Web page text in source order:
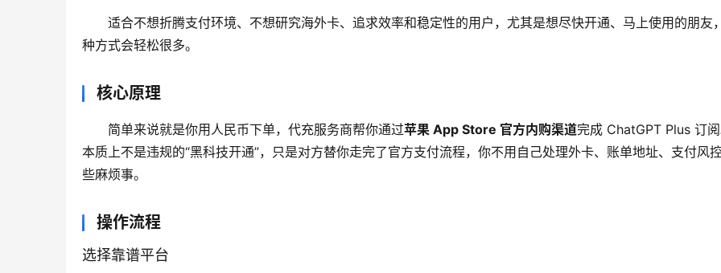
适合不想折腾支付环境、不想研究海外卡、追求效率和稳定性的用户，尤其是想尽快开通、马上使用的朋友
种方式会轻松很多。
核心原理
简单来说就是你用人民币下单，代充服务商帮你通过苹果 App Store 官方内购渠道完成 ChatGPT Plus 订
本质上不是违规的“黑科技开通”，只是对方替你走完了官方支付流程，你不用自己处理外卡、账单地址、支付风
些麻烦事。
操作流程
选择靠谱平台